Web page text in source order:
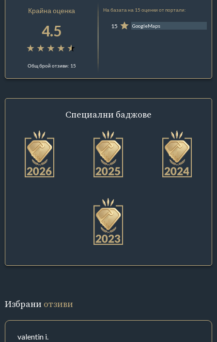
Крайна оценка
4.5
Общ брой отзиви: 15
На базата на 15 оценки от портали:
15 GoogleMaps
Специални баджове
Избрани отзиви
valentin i.